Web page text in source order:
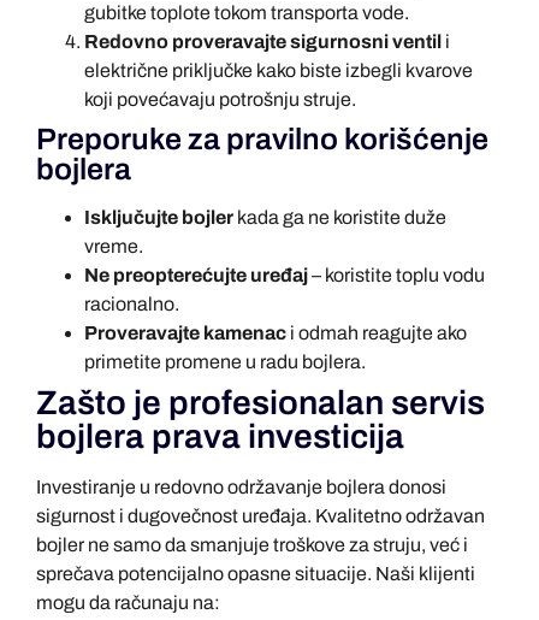
gubitke toplote tokom transporta vode.
Redovno proveravajte sigurnosni ventil i
električne priključke kako biste izbegli kvarove
koji povećavaju potrošnju struje.
Preporuke za pravilno korišćenje
bojlera
Isključujte bojler kada ga ne koristite duže
vreme.
Ne preopterećujte uređaj– koristite toplu vodu
racionalno.
Proveravajte kamenac i odmah reagujte ako
primetite promene u radu bojlera.
Zašto je profesionalan servis
bojlera prava investicija
Investiranje u redovno održavanje bojlera donosi
sigurnost i dugovečnost uređaja. Kvalitetno održavan
bojler ne samo da smanjuje troškove za struju, već i
sprečava potencijalno opasne situacije. Naši klijenti
mogu da računaju na: